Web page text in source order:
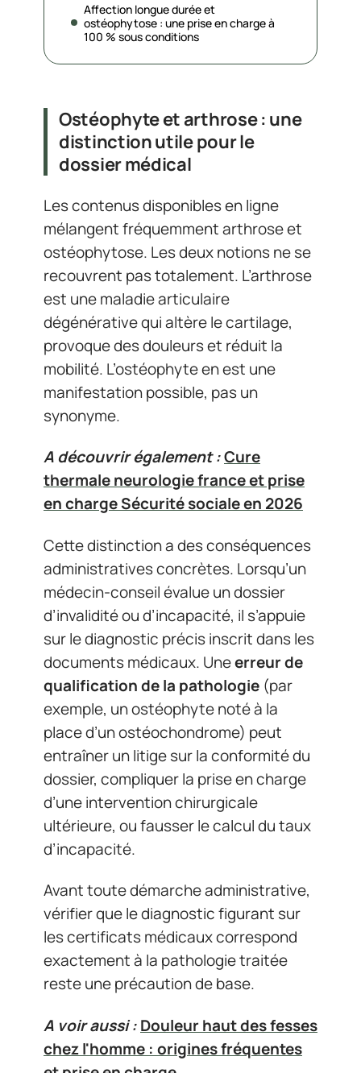
Affection longue durée et
ostéophytose : une prise en charge à
100 % sous conditions
Ostéophyte et arthrose : une
distinction utile pour le
dossier médical
Les contenus disponibles en ligne
mélangent fréquemment arthrose et
ostéophytose. Les deux notions ne se
recouvrent pas totalement. L’arthrose
est une maladie articulaire
dégénérative qui altère le cartilage,
provoque des douleurs et réduit la
mobilité. L’ostéophyte en est une
manifestation possible, pas un
synonyme.
A découvrir également :Cure
thermale neurologie france et prise
en charge Sécurité sociale en 2026
Cette distinction a des conséquences
administratives concrètes. Lorsqu’un
médecin-conseil évalue un dossier
d’invalidité ou d’incapacité, il s’appuie
sur le diagnostic précis inscrit dans les
documents médicaux. Uneerreur de
qualification de la pathologie (par
exemple, un ostéophyte noté à la
place d’un ostéochondrome) peut
entraîner un litige sur la conformité du
dossier, compliquer la prise en charge
d’une intervention chirurgicale
ultérieure, ou fausser le calcul du taux
d’incapacité.
Avant toute démarche administrative,
vérifier que le diagnostic figurant sur
les certificats médicaux correspond
exactement à la pathologie traitée
reste une précaution de base.
A voir aussi :Douleur haut des fesses
chez l'homme : origines fréquentes